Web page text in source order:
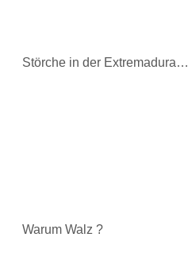
Störche in der Extremadura…
Warum Walz ?